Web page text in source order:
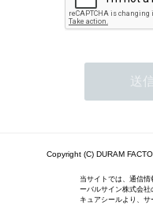
Copyright (C) DURAM
当サイトでは、通信
ーバルサイン株式会
キュアシールより、サ